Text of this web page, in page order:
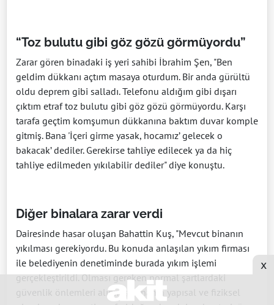
“Toz bulutu gibi göz gözü görmüyordu”
Zarar gören binadaki iş yeri sahibi İbrahim Şen, "Ben
geldim dükkanı açtım masaya oturdum. Bir anda gürültü
oldu deprem gibi salladı. Telefonu aldığım gibi dışarı
çıktım etraf toz bulutu gibi göz gözü görmüyordu. Karşı
tarafa geçtim komşumun dükkanına baktım duvar komple
gitmiş. Bana 'İçeri girme yasak, hocamız’ gelecek o
bakacak’ dediler. Gerekirse tahliye edilecek ya da hiç
tahliye edilmeden yıkılabilir dediler" diye konuştu.
Diğer binalara zarar verdi
Dairesinde hasar oluşan Bahattin Kuş, "Mevcut binanın
yıkılması gerekiyordu. Bu konuda anlaşılan yıkım firması
ile belediyenin denetiminde burada yıkım işlemi
gerçekleştirildi. Olması gereken normal şartlardaki
güvenlik önlemleri alınmış, binanın yapısal ve fiziksel
x